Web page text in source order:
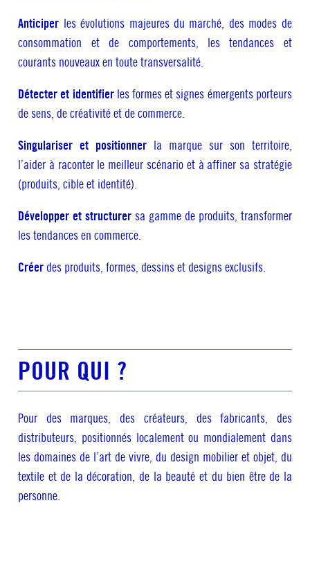
Anticiper les évolutions majeures du marché, des modes de
consommation et de comportements, les tendances et
courants nouveaux en toute transversalité.
Détecter et identifierles formes et signes émergents porteurs
de sens, de créativité et de commerce.
Singulariser et positionner la marque sur son territoire,
l’aider à raconter le meilleur scénario et à affiner sa stratégie
(produits, cible et identité).
Développer et structurer sa gamme de produits, transformer
les tendances en commerce.
Créerdes produits, formes, dessins et designs exclusifs.
POUR QUI ?
Pour des marques, des créateurs, des fabricants, des
distributeurs, positionnés localement ou mondialement dans
les domaines de l’art de vivre, du design mobilier et objet, du
textile et de la décoration, de la beauté et du bien être de la
personne.